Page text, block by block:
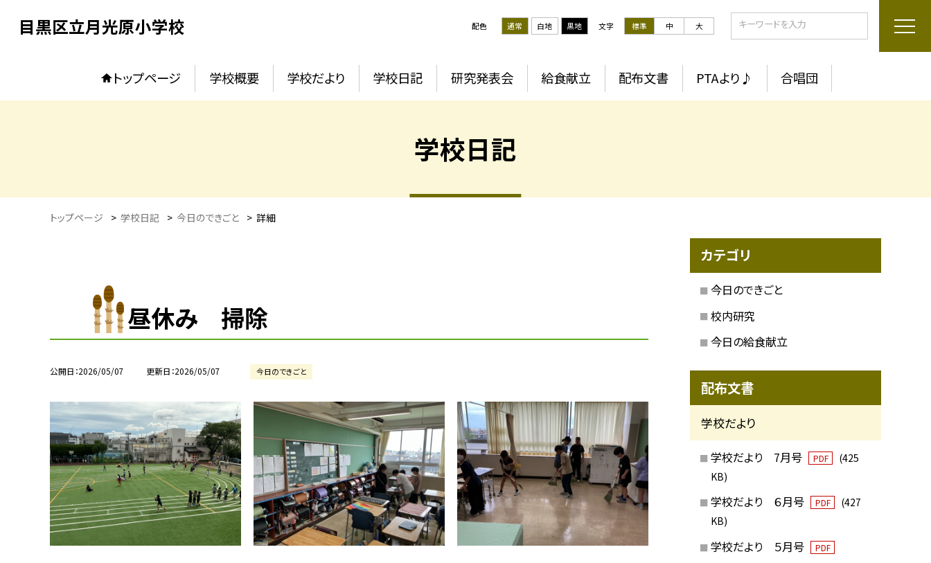
目黒区立月光原小学校 配色 通常 白地 黒地 文字 標準 中 大
トップページ 学校概要 学校だより 学校日記 研究発表会 給食献立 配布文書 PTAより♪ 合唱団
学校日記
トップページ > 学校日記 > 今日のできごと > 詳細
昼休み 掃除
公開日 2026/05/07 更新日 2026/05/07 今日のできごと
カテゴリ
今日のできごと
校内研究
今日の給食献立
配布文書
学校だより
学校だより 7月号 PDF
(425
KB)
学校だより ６月号 PDF
(427
KB)
学校だより ５月号 PDF